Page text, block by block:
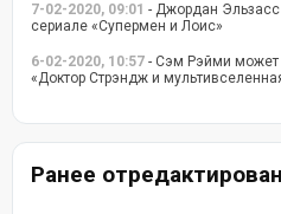
7-02-2020, 09:01 - Джордан
сериале «Супермен и Лоис»
6-02-2020, 10:57 - Сэм Рэйми может
«Доктор Стрэндж и
Ранее